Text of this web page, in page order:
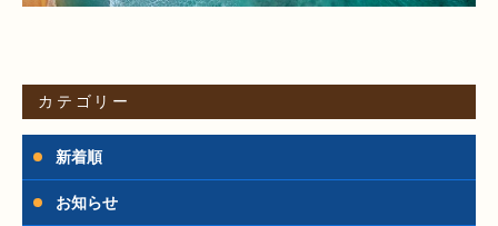
カテゴリー
新着順
お知らせ